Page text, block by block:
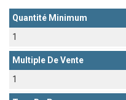
Quantité Minimum
1
Multiple De Vente
1